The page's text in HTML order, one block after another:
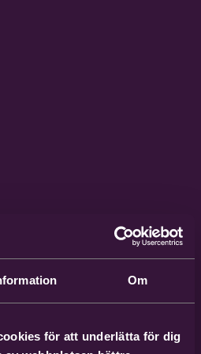
Om
för att underlätta för dig